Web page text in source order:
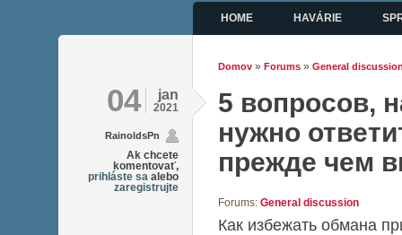
Hlavné menu
HOME HAVÁRIE
Domov » Forums » General
04 jan
2021
RainoldsPn
Ak chcete
komentovať,
prihláste sa alebo
zaregistrujte
5 вопросов,
нужно
прежде чем
Forums: General discussion
Как избежать обмана